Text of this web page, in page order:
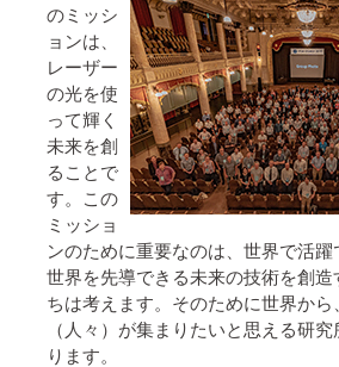
のミッシ
ョンは、
レーザー
の光を使
って輝く
未来を創
ることで
す。この
ミッショ
ンのために重要なのは、世界で活
世界を先導できる未来の技術を創造
ちは考えます。そのために世界から
（人々）が集まりたいと思える研
ります。